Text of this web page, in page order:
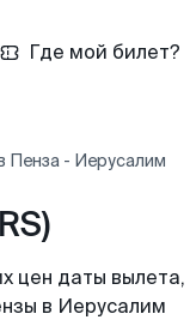
Где мой билет?
Пенза - Иерусалим
цен даты вылета,
в Иерусалим